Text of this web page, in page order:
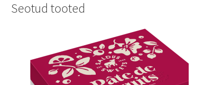
Seotud tooted